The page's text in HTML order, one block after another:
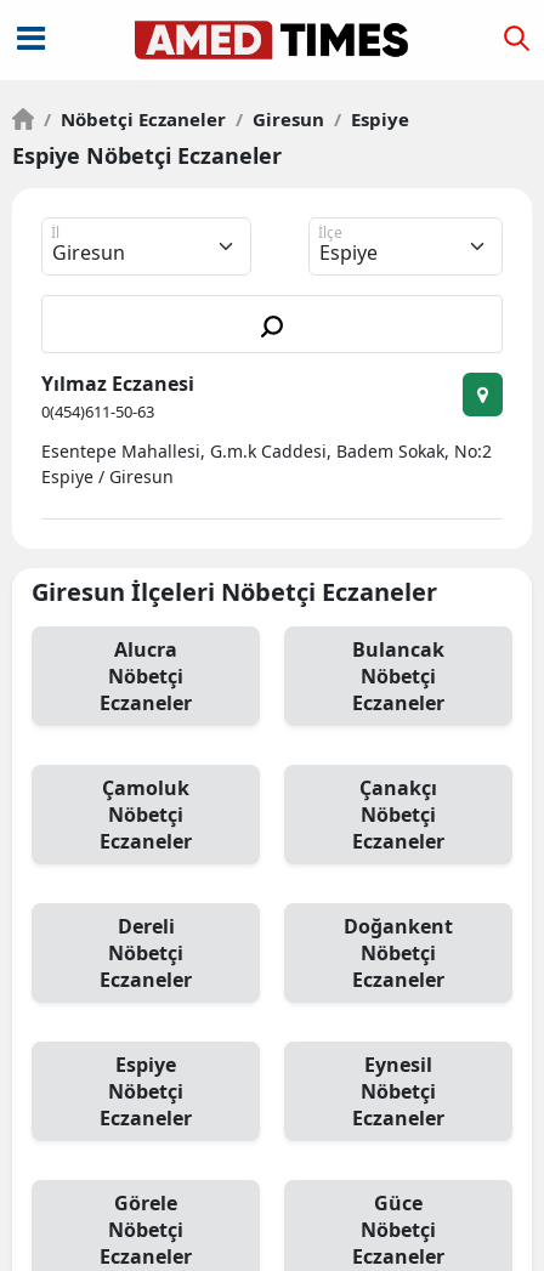
/ Nöbetçi Eczaneler / Giresun / Espiye
Espiye Nöbetçi Eczaneler
İl İlçe
Yılmaz Eczanesi
0(454)611-50-63
Esentepe Mahallesi, G.m.k Caddesi, Badem Sokak, No:2
Espiye / Giresun
Giresun İlçeleri Nöbetçi Eczaneler
Alucra
Nöbetçi
Eczaneler
Bulancak
Nöbetçi
Eczaneler
Çamoluk
Nöbetçi
Eczaneler
Çanakçı
Nöbetçi
Eczaneler
Dereli
Nöbetçi
Eczaneler
Doğankent
Nöbetçi
Eczaneler
Espiye
Nöbetçi
Eczaneler
Eynesil
Nöbetçi
Eczaneler
Görele
Nöbetçi
Eczaneler
Güce
Nöbetçi
Eczaneler